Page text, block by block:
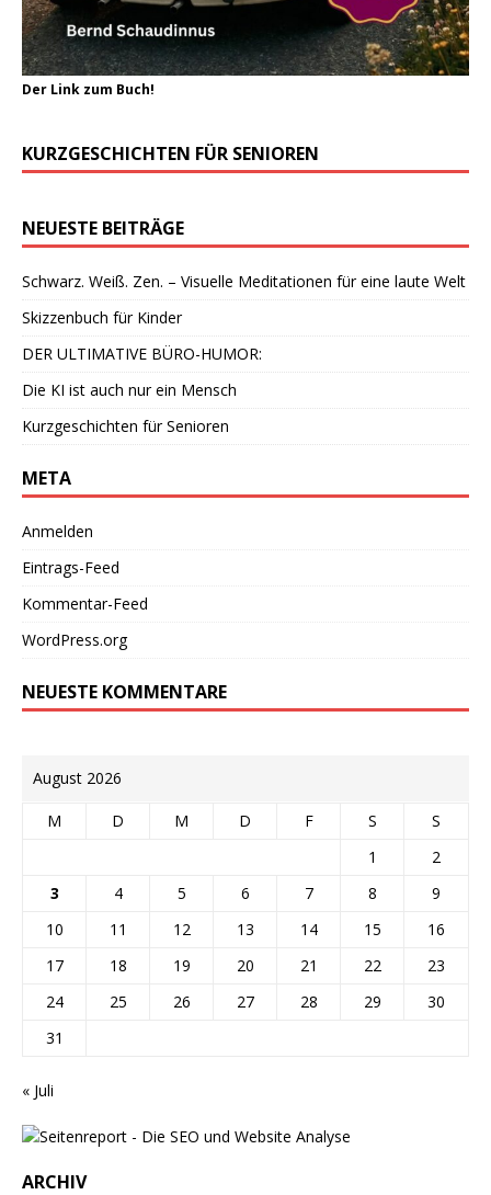
Der Link zum Buch!
KURZGESCHICHTEN FÜR SENIOREN
NEUESTE BEITRÄGE
Schwarz. Weiß. Zen. – Visuelle Meditationen für eine laute Welt
Skizzenbuch für Kinder
DER ULTIMATIVE BÜRO-HUMOR:
Die KI ist auch nur ein Mensch
Kurzgeschichten für Senioren
META
Anmelden
Eintrags-Feed
Kommentar-Feed
WordPress.org
NEUESTE KOMMENTARE
August 2026
M D M D F S
S
1
2
3
4 5 6 7 8
9
10
11 12 13 14 15
16
17
18 19 20 21 22
23
24
25 26 27 28 29
30
31
« Juli
ARCHIV